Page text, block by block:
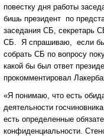
повестку дня работы
бишь президент по
заседания СБ, секретарь
СБ. Я спрашиваю, если бы
собрать СБ по вопросу
какой бы был ответ
прокомментировал
«Я понимаю, что есть
деятельности
есть определенные
конфиденциальности.